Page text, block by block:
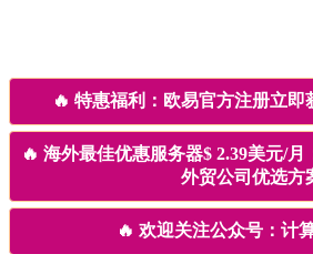
🔥 特惠福利：欧易官方注册立即
🔥 海外最佳优惠服务器$ 2.39美元/
外贸公司优选方
🔥 欢迎关注公众号：计